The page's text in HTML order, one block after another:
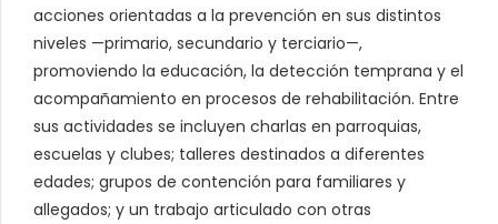
acciones orientadas a la prevención en sus distintos
niveles —primario, secundario y terciario—,
promoviendo la educación, la detección temprana y el
acompañamiento en procesos de rehabilitación. Entre
sus actividades se incluyen charlas en parroquias,
escuelas y clubes; talleres destinados a diferentes
edades; grupos de contención para familiares y
allegados; y un trabajo articulado con otras